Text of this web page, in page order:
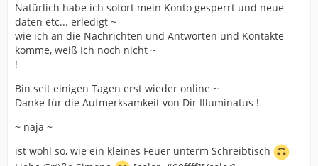
Natürlich habe ich sofort mein Konto gesperrt und neue
daten etc... erledigt ~
wie ich an die Nachrichten und Antworten und Kontakte
komme, weiß Ich noch nicht ~
!
Bin seit einigen Tagen erst wieder online ~
Danke für die Aufmerksamkeit von Dir Illuminatus !
~ naja ~
ist wohl so, wie ein kleines Feuer unterm Schreibtisch